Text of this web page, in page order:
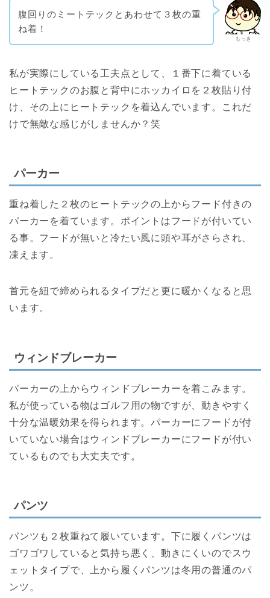
もっき
腹回りのミートテックとあわせて３枚の重
ね着！
私が実際にしている工夫点として、１番下に着ている
ヒートテックのお腹と背中にホッカイロを２枚貼り付
け、その上にヒートテックを着込んでいます。これだ
けで無敵な感じがしませんか？笑
パーカー
重ね着した２枚のヒートテックの上からフード付きの
パーカーを着ています。ポイントはフードが付いてい
る事。フードが無いと冷たい風に頭や耳がさらされ、
凍えます。
首元を紐で締められるタイプだと更に暖かくなると思
います。
ウィンドブレーカー
パーカーの上からウィンドブレーカーを着こみます。
私が使っている物はゴルフ用の物ですが、動きやすく
十分な温暖効果を得られます。パーカーにフードが付
いていない場合はウィンドブレーカーにフードが付い
ているものでも大丈夫です。
パンツ
パンツも２枚重ねて履いています。下に履くパンツは
ゴワゴワしていると気持ち悪く、動きにくいのでスウ
ェットタイプで、上から履くパンツは冬用の普通のパ
ンツ。